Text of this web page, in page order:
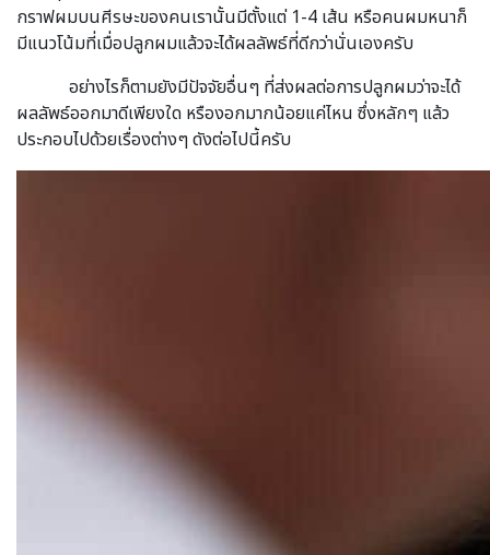
กราฟผมบนศีรษะของคนเรานั้นมีตั้งแต่ 1-4 เส้น หรือคนผมหนาก็
มีแนวโน้มที่เมื่อปลูกผมแล้วจะได้ผลลัพธ์ที่ดีกว่านั่นเองครับ
อย่างไรก็ตามยังมีปัจจัยอื่นๆ ที่ส่งผลต่อการปลูกผมว่าจะได้
ผลลัพธ์ออกมาดีเพียงใด หรืองอกมากน้อยแค่ไหน ซึ่งหลักๆ แล้ว
ประกอบไปด้วยเรื่องต่างๆ ดังต่อไปนี้ครับ